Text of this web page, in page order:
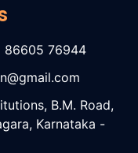
86605 76944
B.M. Road,
Karnataka -